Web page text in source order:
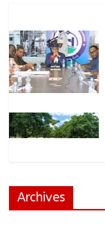
Archives